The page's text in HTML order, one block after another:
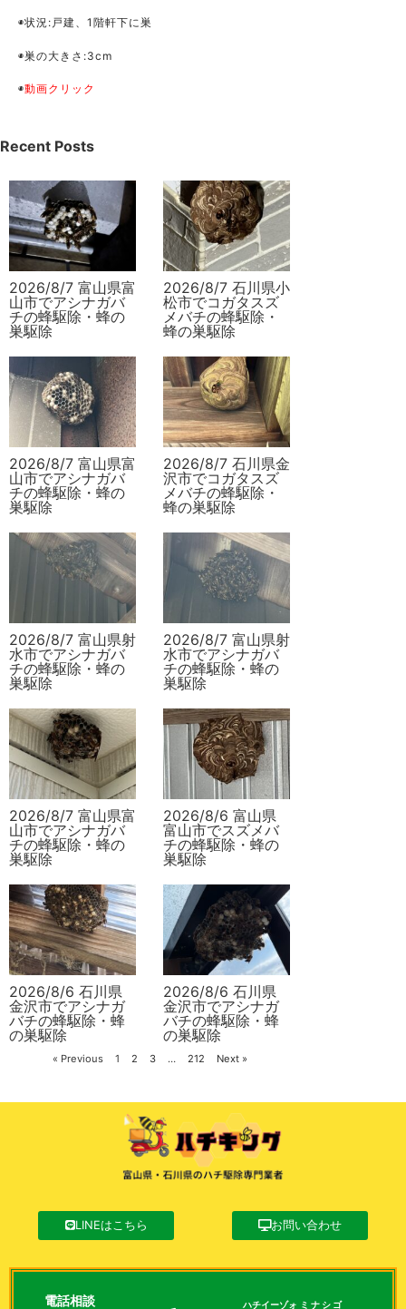
◉状況:戸建、1階軒下に巣
◉巣の大きさ:3cm
◉動画クリック
Recent Posts
2026/8/7 富山県富
山市でアシナガバ
チの蜂駆除・蜂の
巣駆除
2026/8/7 石川県小
松市でコガタスズ
メバチの蜂駆除・
蜂の巣駆除
2026/8/7 富山県富
山市でアシナガバ
チの蜂駆除・蜂の
巣駆除
2026/8/7 石川県金
沢市でコガタスズ
メバチの蜂駆除・
蜂の巣駆除
2026/8/7 富山県射
水市でアシナガバ
チの蜂駆除・蜂の
巣駆除
2026/8/7 富山県射
水市でアシナガバ
チの蜂駆除・蜂の
巣駆除
2026/8/7 富山県富
山市でアシナガバ
チの蜂駆除・蜂の
巣駆除
2026/8/6 富山県
富山市でスズメバ
チの蜂駆除・蜂の
巣駆除
2026/8/6 石川県
金沢市でアシナガ
バチの蜂駆除・蜂
の巣駆除
2026/8/6 石川県
金沢市でアシナガ
バチの蜂駆除・蜂
の巣駆除
« Previous 1 2 3 … 212 Next »
LINEはこちら お問い合わせ
電話相談 ハチイーゾォ ミナシゴ